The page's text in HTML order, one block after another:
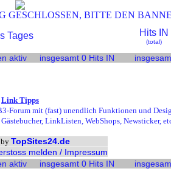
GESCHLOSSEN, BITTE DEN
Tages Hits IN
(total)
aktiv insgesamt 0 Hits IN
Link Tipps
Forum mit (fast) unendlich Funktionen und
LinkListen, WebShops, Newsticker,
TopSites24.de
melden / Impressum
aktiv insgesamt 0 Hits IN